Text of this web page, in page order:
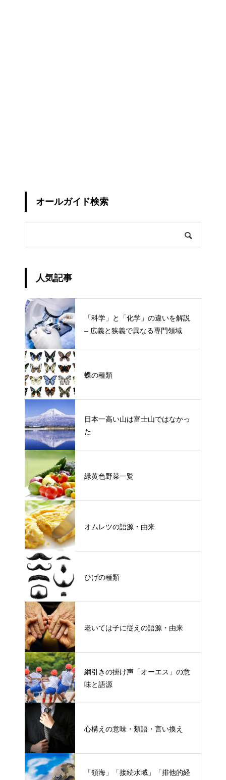
オールガイド検索
人気記事
「科学」と「化学」の違いを解説
– 広義と狭義で異なる専門領域
蝶の種類
日本一高い山は富士山ではなかっ
た
緑黄色野菜一覧
オムレツの語源・由来
ひげの種類
老いては子に従えの語源・由来
綱引きの掛け声「オーエス」の意
味と語源
心構えの意味・類語・言い換え
「領海」「接続水域」「排他的経